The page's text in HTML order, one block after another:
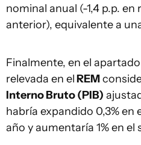
nominal anual (-1,4 p.p. en
anterior), equivalente a
Finalmente, en el
relevada en elREM
Interno Bruto (PIB)
habría expandido 0,3%
año y aumentaría 1% en el